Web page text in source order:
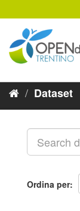
al
contenuto
Dataset
Ordina per